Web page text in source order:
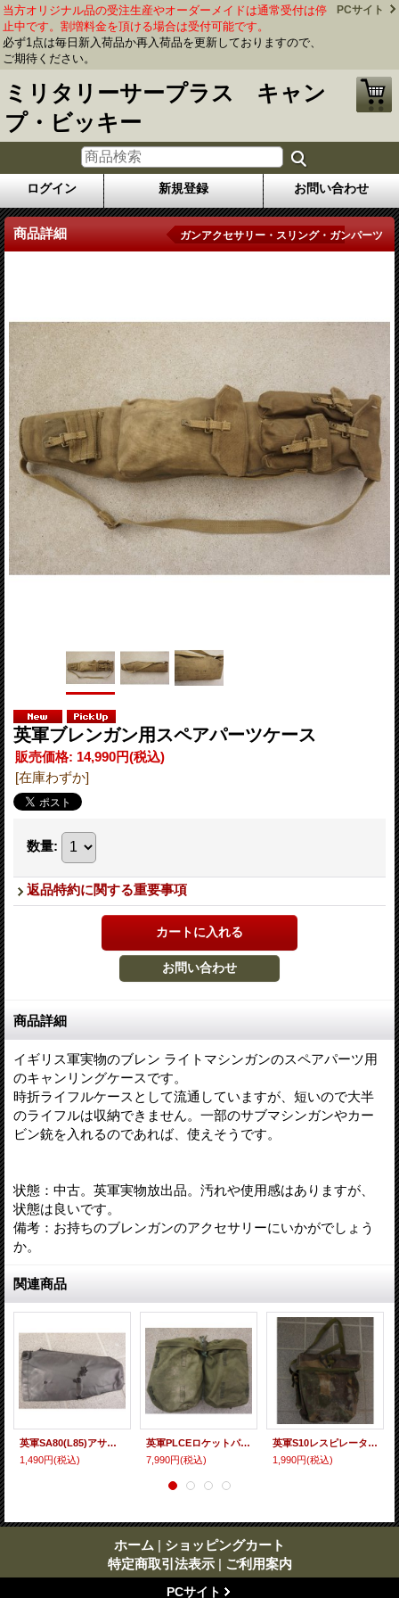
当方オリジナル品の受注生産やオーダーメイドは通常受付は停
止中です。割増料金を頂ける場合は受付可能です。
必ず1点は毎日新入荷品か再入荷品を更新しておりますので、
ご期待ください。
PCサイト
ミリタリーサープラス キャン
プ・ビッキー
ログイン 新規登録 お問い合わせ
商品詳細 ガンアクセサリー・スリング・ガンパーツ
英軍ブレンガン用スペアパーツケース
販売価格: 14,990円(税込)
[在庫わずか]
数量:
返品特約に関する重要事項
商品詳細
イギリス軍実物のブレン ライトマシンガンのスペアパーツ用
のキャンリングケースです。
時折ライフルケースとして流通していますが、短いので大半
のライフルは収納できません。一部のサブマシンガンやカー
ビン銃を入れるのであれば、使えそうです。
状態：中古。英軍実物放出品。汚れや使用感はありますが、
状態は良いです。
備考：お持ちのブレンガンのアクセサリーにいかがでしょう
か。
関連商品
英軍SA80(L85)アサルトライフル用ハンドガードカバー後期型?
1,490円(税込)
英軍PLCEロケットパックOD
7,990円(税込)
英軍S10レスピレーター用ガスマスクバッグDPM迷彩
1,990円(税込)
ホーム | ショッピングカート
特定商取引法表示 | ご利用案内
PCサイト